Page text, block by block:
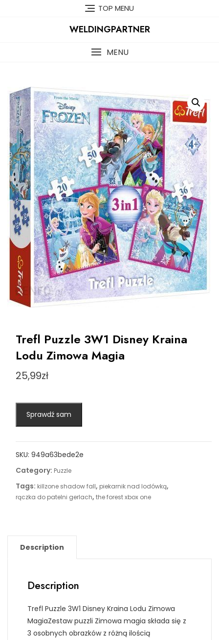
TOP MENU
WELDINGPARTNER
MENU
Trefl Puzzle 3W1 Disney Kraina
Lodu Zimowa Magia
25,99zł
Sprawdź sam
SKU: 949a63bede2e
Category: Puzzle
Tags: killzone shadow fall, piekarnik nad lodówką,
rączka do patelni gerlach, the forest xbox one
Description
Description
Trefl Puzzle 3W1 Disney Kraina Lodu Zimowa
MagiaZestaw puzzli Zimowa magia składa się z
3 osobnych obrazków z różną ilością